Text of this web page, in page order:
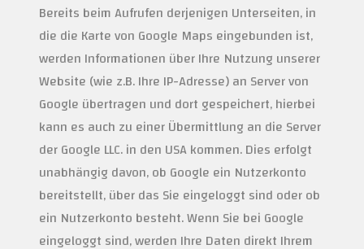
Bereits beim Aufrufen derjenigen Unterseiten, in
die die Karte von Google Maps eingebunden ist,
werden Informationen über Ihre Nutzung unserer
Website (wie z.B. Ihre IP-Adresse) an Server von
Google übertragen und dort gespeichert, hierbei
kann es auch zu einer Übermittlung an die Server
der Google LLC. in den USA kommen. Dies erfolgt
unabhängig davon, ob Google ein Nutzerkonto
bereitstellt, über das Sie eingeloggt sind oder ob
ein Nutzerkonto besteht. Wenn Sie bei Google
eingeloggt sind, werden Ihre Daten direkt Ihrem